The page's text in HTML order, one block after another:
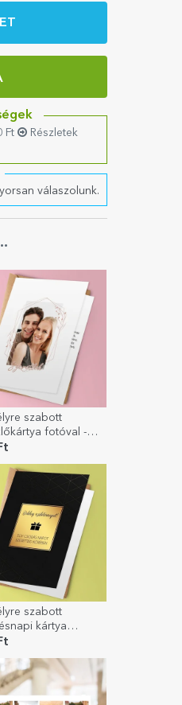
Ft
Részletek
válaszolunk.
szabott
fotóval -
szabott
kártya
– Legjobb